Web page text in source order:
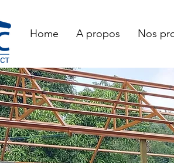
Home A propos Nos